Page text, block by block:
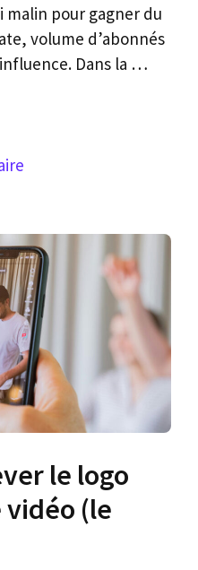
malin pour gagner du
volume d’abonnés
Dans la …
le logo
vidéo (le